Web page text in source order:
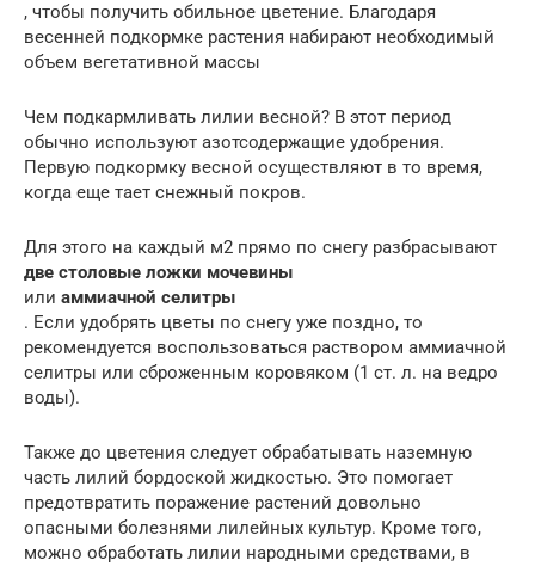
, чтобы получить обильное цветение. Благодаря
весенней подкормке растения набирают необходимый
объем вегетативной массы
Чем подкармливать лилии весной? В этот период
обычно используют азотсодержащие удобрения.
Первую подкормку весной осуществляют в то время,
когда еще тает снежный покров.
Для этого на каждый м2 прямо по снегу разбрасывают
две столовые ложки мочевины
или аммиачной селитры
. Если удобрять цветы по снегу уже поздно, то
рекомендуется воспользоваться раствором аммиачной
селитры или сброженным коровяком (1 ст. л. на ведро
воды).
Также до цветения следует обрабатывать наземную
часть лилий бордоской жидкостью. Это помогает
предотвратить поражение растений довольно
опасными болезнями лилейных культур. Кроме того,
можно обработать лилии народными средствами, в